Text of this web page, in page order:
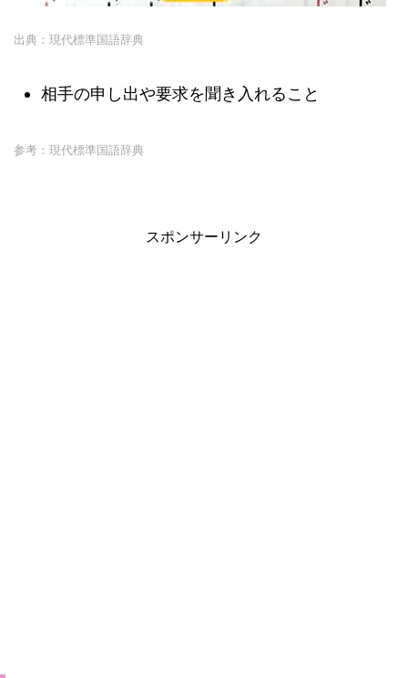
出典：現代標準国語辞典
相手の申し出や要求を聞き入れること
参考：現代標準国語辞典
スポンサーリンク